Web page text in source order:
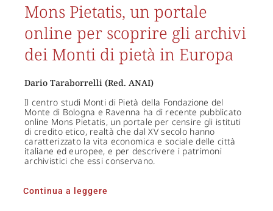
Mons Pietatis, un portale
online per scoprire gli archivi
dei Monti di pietà in Europa
Dario Taraborrelli (Red. ANAI)
Il centro studi Monti di Pietà della Fondazione del
Monte di Bologna e Ravenna ha di recente pubblicato
online Mons Pietatis, un portale per censire gli istituti
di credito etico, realtà che dal XV secolo hanno
caratterizzato la vita economica e sociale delle città
italiane ed europee, e per descrivere i patrimoni
archivistici che essi conservano.
Continua a leggere